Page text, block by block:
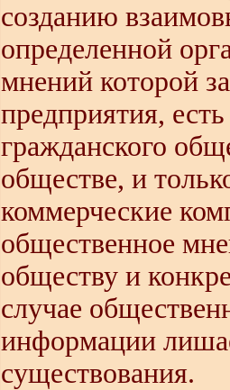
созданию
определенной
мнений которой
предприятия,
гражданского
обществе, и
коммерческие
общественное
обществу и
случае
информации
существования.